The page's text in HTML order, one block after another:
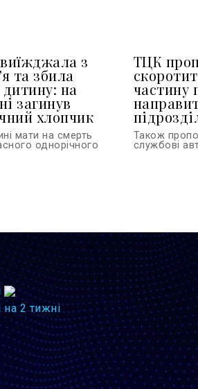
з
та збила
на
загинув
хлопчик
мати на смерть
однорічного
ТЦК
частину
Також
службові